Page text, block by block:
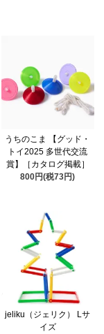
うちのこま 【グッド・
トイ2025 多世代交流
賞】［カタログ掲載］
800円(税73円)
jeliku（ジェリク） Lサ
イズ